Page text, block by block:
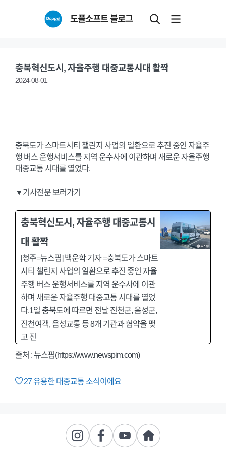
도플소프트 블로그
충북혁신도시, 자율주행 대중교통시대 활짝
2024-08-01
충북도가 스마트시티 챌린지 사업의 일환으로 추진 중인 자율주
행 버스 운행서비스를 지역 운수사에 이관하며 새로운 자율주행
대중교통 시대를 열었다.
▼기사전문 보러가기
충북혁신도시, 자율주행 대중교통시
대 활짝
[청주=뉴스핌] 백운학 기자 =충북도가 스마트
시티 챌린지 사업의 일환으로 추진 중인 자율
주행 버스 운행서비스를 지역 운수사에 이관
하며 새로운 자율주행 대중교통 시대를 열었
다.1일 충북도에 따르면 전날 진천군, 음성군,
진천여객, 음성교통 등 8개 기관과 협약을 맺
고 진
출처 : 뉴스핌(https://www.newspim.com)
27유용한 대중교통 소식이에요